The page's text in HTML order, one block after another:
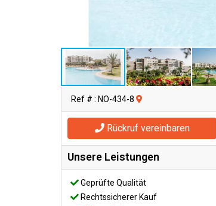
Ref # : NO-434-8
Rückruf vereinbaren
Unsere Leistungen
Geprüfte Qualität
Rechtssicherer Kauf